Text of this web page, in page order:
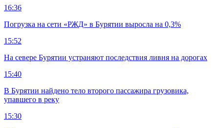
16:36
Погрузка на сети «РЖД» в Бурятии выросла на 0,3%
15:52
На севере Бурятии устраняют последствия ливня на дорогах
15:40
В Бурятии найдено тело второго пассажира грузовика,
упавшего в реку
15:30